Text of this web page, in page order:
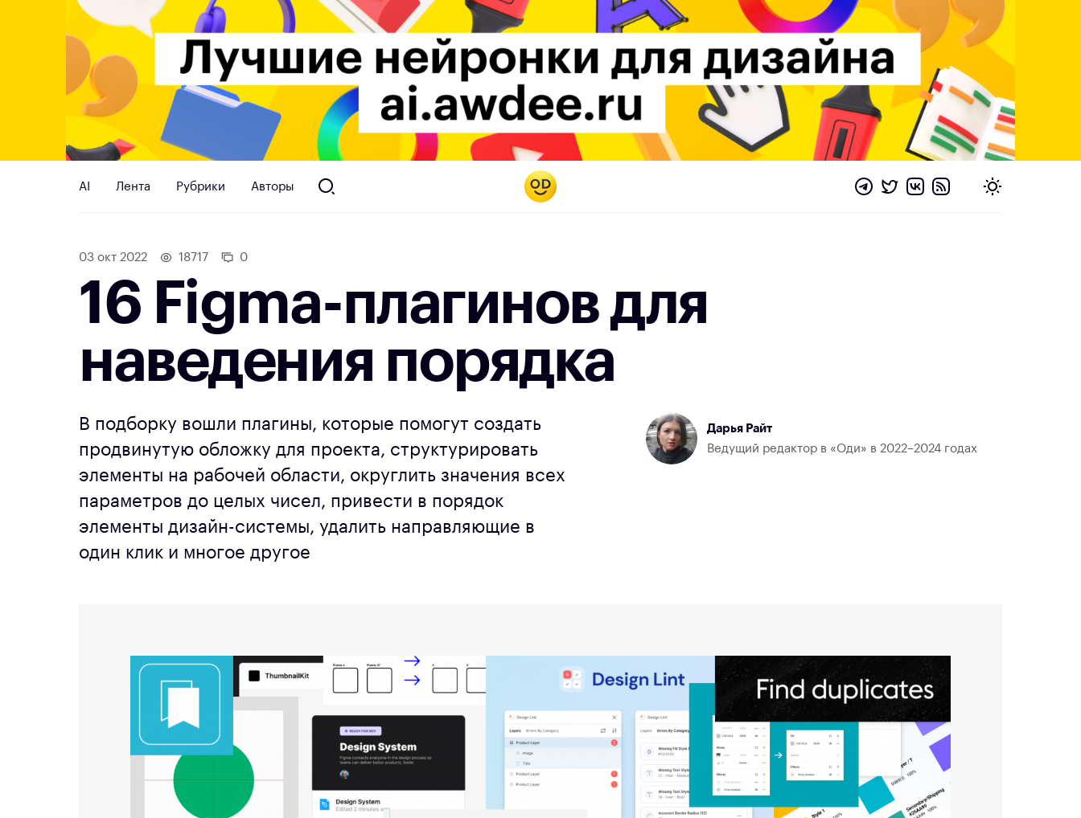
AI Лента Рубрики Авторы
03 окт 2022 18717 0
16 Figma-плагинов для
наведения порядка
В подборку вошли плагины, которые помогут создать
продвинутую обложку для проекта, структурировать
элементы на рабочей области, округлить значения всех
параметров до целых чисел, привести в порядок
элементы дизайн-системы, удалить направляющие в
один клик и многое другое
Дарья Райт
Ведущий редактор в «Оди» в 2022–2024 годах